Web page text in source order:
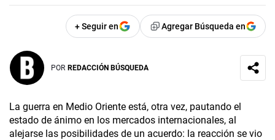
+ Seguir en Agregar Búsqueda en
POR REDACCIÓN BÚSQUEDA
La guerra en Medio Oriente está, otra vez, pautando el
estado de ánimo en los mercados internacionales, al
alejarse las posibilidades de un acuerdo: la reacción se vio